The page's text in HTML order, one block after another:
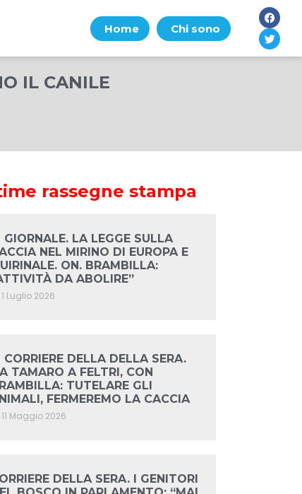
Home Chi sono
IL CANILE
rassegne stampa
GIORNALE. LA LEGGE SULLA
NEL MIRINO DI EUROPA E
ON. BRAMBILLA:
DA ABOLIRE”
1 Luglio 2026
CORRIERE DELLA DELLA SERA.
TAMARO A FELTRI, CON
TUTELARE GLI
FERMEREMO LA CACCIA
11 Maggio 2026
DELLA SERA. I GENITORI